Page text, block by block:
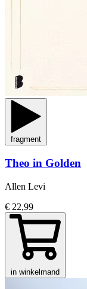
fragment
Theo in Golden
Allen Levi
€ 22,99
in winkelmand